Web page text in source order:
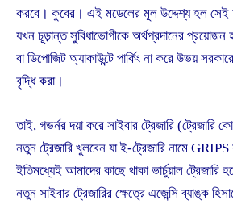
করবে। কুবের। এই মডেলের মূল উদ্দেশ্য হল সেই
যখন চূড়ান্ত সুবিধাভোগীকে অর্থপ্রদানের প্রয়োজন
বা ডিপোজিট অ্যাকাউন্টে পার্কিং না করে উভয়
বৃদ্ধি করা।
তাই, গভর্নর দয়া করে সাইবার ট্রেজারি
নতুন ট্রেজারি খুলবেন যা ই-ট্রেজারি নামে
ইতিমধ্যেই আমাদের কাছে থাকা ভার্চুয়াল
নতুন সাইবার ট্রেজারির ক্ষেত্রে এজেন্সি ব্যাঙ্ক